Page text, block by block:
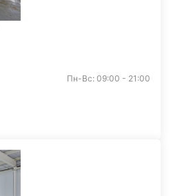
Пн-Вс: 09:00 - 21:00